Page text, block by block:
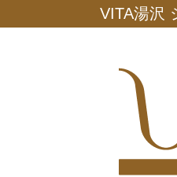
VITA湯沢